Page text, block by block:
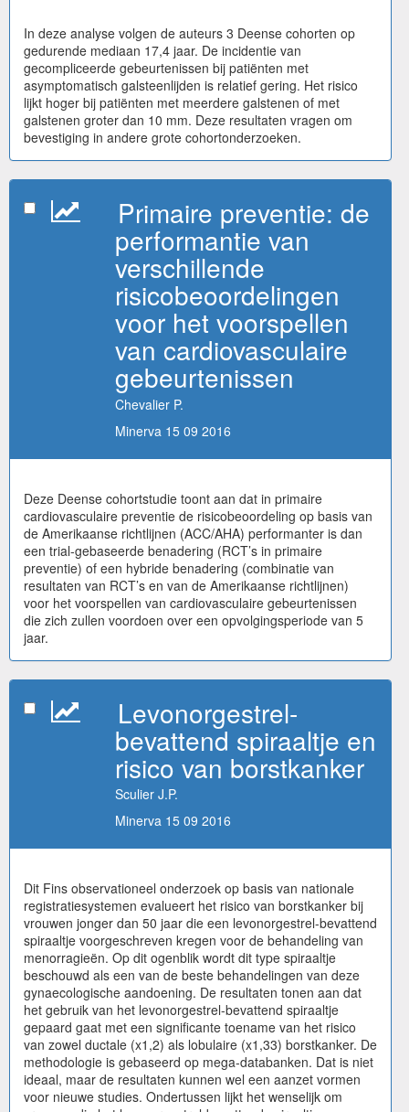
In deze analyse volgen de auteurs 3 Deense cohorten op
gedurende mediaan 17,4 jaar. De incidentie van
gecompliceerde gebeurtenissen bij patiënten met
asymptomatisch galsteenlijden is relatief gering. Het risico
lijkt hoger bij patiënten met meerdere galstenen of met
galstenen groter dan 10 mm. Deze resultaten vragen om
bevestiging in andere grote cohortonderzoeken.
Primaire preventie: de
performantie van
verschillende
risicobeoordelingen
voor het voorspellen
van cardiovasculaire
gebeurtenissen
Chevalier P.
Minerva 15 09 2016
Deze Deense cohortstudie toont aan dat in primaire
cardiovasculaire preventie de risicobeoordeling op basis van
de Amerikaanse richtlijnen (ACC/AHA) performanter is dan
een trial-gebaseerde benadering (RCT’s in primaire
preventie) of een hybride benadering (combinatie van
resultaten van RCT’s en van de Amerikaanse richtlijnen)
voor het voorspellen van cardiovasculaire gebeurtenissen
die zich zullen voordoen over een opvolgingsperiode van 5
jaar.
Levonorgestrel-
bevattend spiraaltje en
risico van borstkanker
Sculier J.P.
Minerva 15 09 2016
Dit Fins observationeel onderzoek op basis van nationale
registratiesystemen evalueert het risico van borstkanker bij
vrouwen jonger dan 50 jaar die een levonorgestrel-bevattend
spiraaltje voorgeschreven kregen voor de behandeling van
menorragieën. Op dit ogenblik wordt dit type spiraaltje
beschouwd als een van de beste behandelingen van deze
gynaecologische aandoening. De resultaten tonen aan dat
het gebruik van het levonorgestrel-bevattend spiraaltje
gepaard gaat met een significante toename van het risico
van zowel ductale (x1,2) als lobulaire (x1,33) borstkanker. De
methodologie is gebaseerd op mega-databanken. Dat is niet
ideaal, maar de resultaten kunnen wel een aanzet vormen
voor nieuwe studies. Ondertussen lijkt het wenselijk om